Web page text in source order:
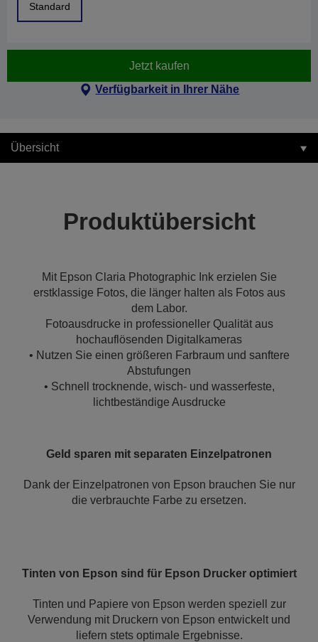
Standard
Jetzt kaufen
Verfügbarkeit in Ihrer Nähe
Übersicht
Produktübersicht
Mit Epson Claria Photographic Ink erzielen Sie
erstklassige Fotos, die länger halten als Fotos aus
dem Labor.
Fotoausdrucke in professioneller Qualität aus
hochauflösenden Digitalkameras
• Nutzen Sie einen größeren Farbraum und sanftere
Abstufungen
• Schnell trocknende, wisch- und wasserfeste,
lichtbeständige Ausdrucke
Geld sparen mit separaten Einzelpatronen
Dank der Einzelpatronen von Epson brauchen Sie nur
die verbrauchte Farbe zu ersetzen.
Tinten von Epson sind für Epson Drucker optimiert
Tinten und Papiere von Epson werden speziell zur
Verwendung mit Druckern von Epson entwickelt und
liefern stets optimale Ergebnisse.